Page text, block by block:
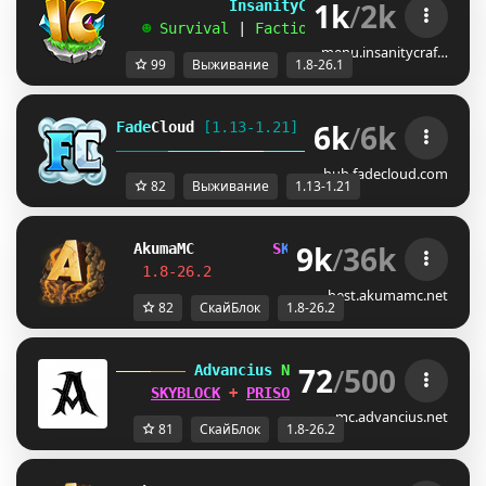
InsanityCraft || 1.8 - 26.1
☻ Survival Factions | Skyblock
1k/2k
menu.insanitycraf…
99 Выживание 1.8-26.1
FadeCloud [1.13-1.21] PRISON GENS
6k/6k
hub.fadecloud.com
82 Выживание 1.13-1.21
AkumaMC SK YBL O K J US T E
1.8-26.2
Join Now ┃ discord.gg/
9k/36k
best.akumamc.net
82 СкайБлок 1.8-26.2
Advancius Network [1.8 - 26.2]
SKYBLOCK + PRISON UPDATES OUT NOW
72/500
mc.advancius.net
81 СкайБлок 1.8-26.2